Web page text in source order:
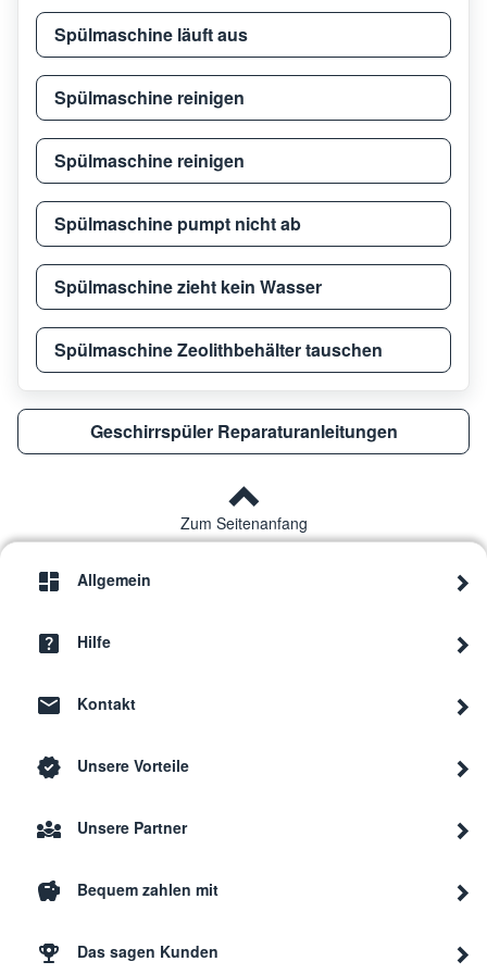
Bosch
Bosch
Bosch
Bosch
Bosch
Bosch
Bosch
Bosch
Spülmaschine läuft aus
Spülmaschine reinigen
Spülmaschine reinigen
Spülmaschine pumpt nicht ab
Spülmaschine zieht kein Wasser
Spülmaschine Zeolithbehälter tauschen
Geschirrspüler Reparaturanleitungen
Zum Seitenanfang
Allgemein
Hilfe
Kontakt
Unsere Vorteile
Unsere Partner
Bequem zahlen mit
Das sagen Kunden